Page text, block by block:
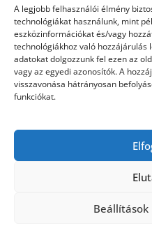
A legjobb felhasználói élmény
technológiákat használunk, mint
eszközinformációkat és/vagy
technológiákhoz való hozzájárulás
adatokat dolgozzunk fel ezen az
vagy az egyedi azonosítók. A
visszavonása hátrányosan
funkciókat.
Krasznai Tünde Like LiL C. Malek
Nagy Feró Oláh Gergő
Cowell Szabó Dávid Szabó
Tarány Tamás Tóth Gabi
Kati X-factor X-Faktor
X-Faktor válogatásx
©2026 X-Faktor